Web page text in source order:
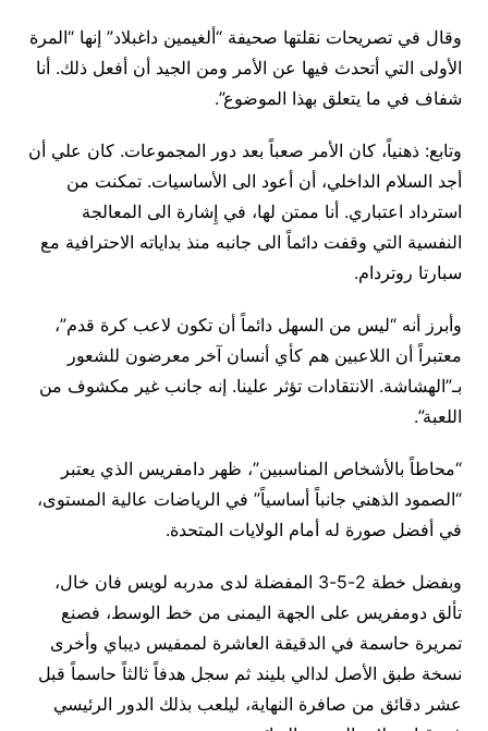
وقال في تصريحات نقلتها صحيفة “ألغيمين داغبلاد” إنها “المرة
الأولى التي أتحدث فيها عن الأمر ومن الجيد أن أفعل ذلك. أنا
شفاف في ما يتعلق بهذا الموضوع”.
وتابع: ذهنياً، كان الأمر صعباً بعد دور المجموعات. كان علي أن
أجد السلام الداخلي، أن أعود الى الأساسيات. تمكنت من
استرداد اعتباري. أنا ممتن لها، في إِشارة الى المعالجة
النفسية التي وقفت دائماً الى جانبه منذ بداياته الاحترافية مع
سبارتا روتردام.
وأبرز أنه “ليس من السهل دائماً أن تكون لاعب كرة قدم”،
معتبراً أن اللاعبين هم كأي أنسان آخر معرضون للشعور
بـ”الهشاشة. الانتقادات تؤثر علينا. إنه جانب غير مكشوف من
اللعبة”.
“محاطاً بالأشخاص المناسبين”، ظهر دامفريس الذي يعتبر
“الصمود الذهني جانباً أساسياً” في الرياضات عالية المستوى،
في أفضل صورة له أمام الولايات المتحدة.
وبفضل خطة 2-5-3 المفضلة لدى مدربه لويس فان خال،
تألق دومفريس على الجهة اليمنى من خط الوسط، فصنع
تمريرة حاسمة في الدقيقة العاشرة لممفيس ديباي وأخرى
نسخة طبق الأصل لدالي بليند ثم سجل هدفاً ثالثاً حاسماً قبل
عشر دقائق من صافرة النهاية، ليلعب بذلك الدور الرئيسي